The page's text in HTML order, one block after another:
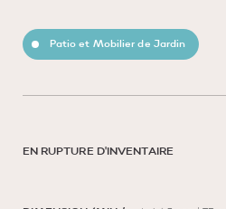
Patio et Mobilier de Jardin
EN RUPTURE D'INVENTAIRE